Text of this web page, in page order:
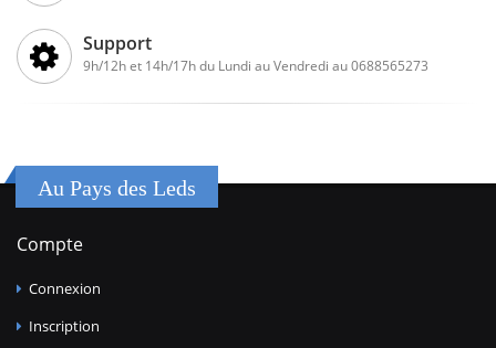
Support
9h/12h et 14h/17h du Lundi au Vendredi au 0688565273
Au Pays des Leds
Compte
Connexion
Inscription